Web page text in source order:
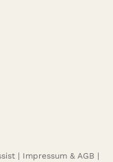
| Impressum & AGB |